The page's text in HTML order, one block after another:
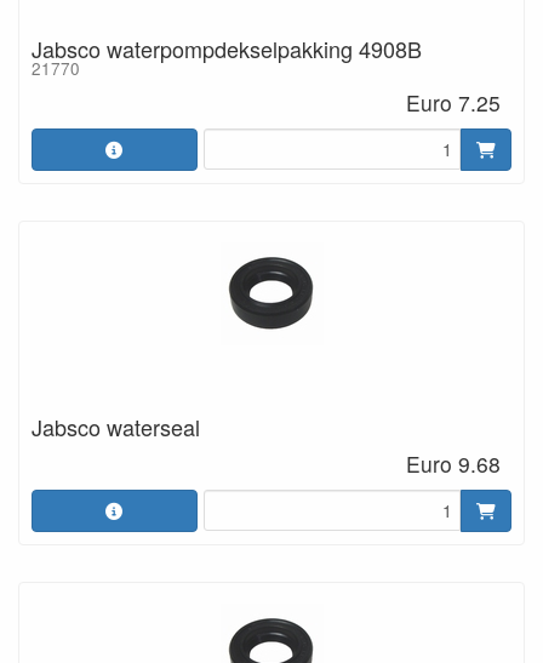
Jabsco waterpompdekselpakking 4908B
21770
Euro 7.25
Jabsco waterseal
Euro 9.68